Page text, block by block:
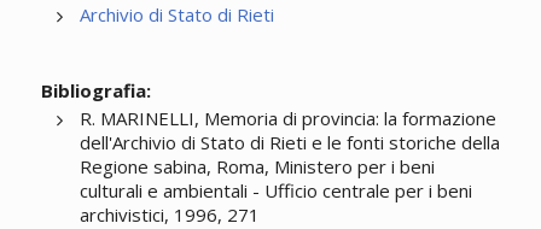
Archivio di Stato di Rieti
Bibliografia:
R. MARINELLI, Memoria di provincia: la formazione
dell'Archivio di Stato di Rieti e le fonti storiche della
Regione sabina, Roma, Ministero per i beni
culturali e ambientali - Ufficio centrale per i beni
archivistici, 1996, 271